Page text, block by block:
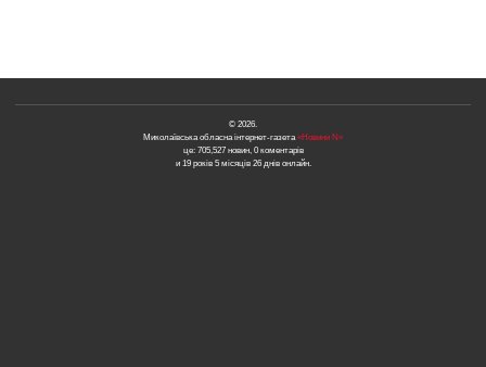
© 2026.
Миколаївська обласна інтернет-газета«Новини N»
це: 705,527 новин, 0 коментарів
и 19 років 5 місяців 26 днів онлайн.